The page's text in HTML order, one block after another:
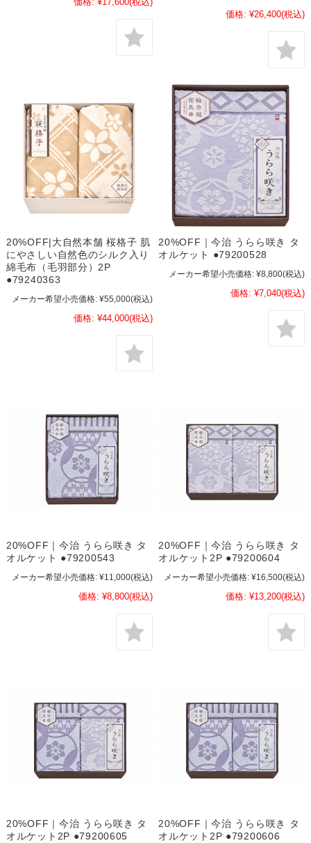
価格: ¥26,400(税込)
20%OFF|大自然本舗 桜格子 肌
にやさしい自然色のシルク入り
綿毛布（毛羽部分）2P
●79240363
メーカー希望小売価格: ¥55,000(税込)
価格: ¥44,000(税込)
20%OFF｜今治 うらら咲き タ
オルケット ●79200528
メーカー希望小売価格: ¥8,800(税込)
価格: ¥7,040(税込)
20%OFF｜今治 うらら咲き タ
オルケット ●79200543
メーカー希望小売価格: ¥11,000(税込)
価格: ¥8,800(税込)
20%OFF｜今治 うらら咲き タ
オルケット2P ●79200604
メーカー希望小売価格: ¥16,500(税込)
価格: ¥13,200(税込)
20%OFF｜今治 うらら咲き タ
オルケット2P ●79200605
20%OFF｜今治 うらら咲き タ
オルケット2P ●79200606